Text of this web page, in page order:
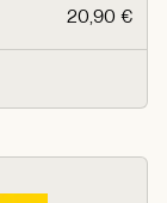
20,90 €